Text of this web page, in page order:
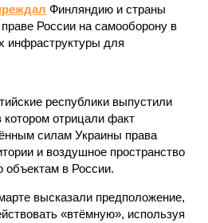
Финляндию и страны
России на самооборону в
инфраструктуры для
республики выпустили
котором отрицали факт
силам Украины права
и воздушное пространство
объектам в России.
высказали предположение,
«втёмную», используя